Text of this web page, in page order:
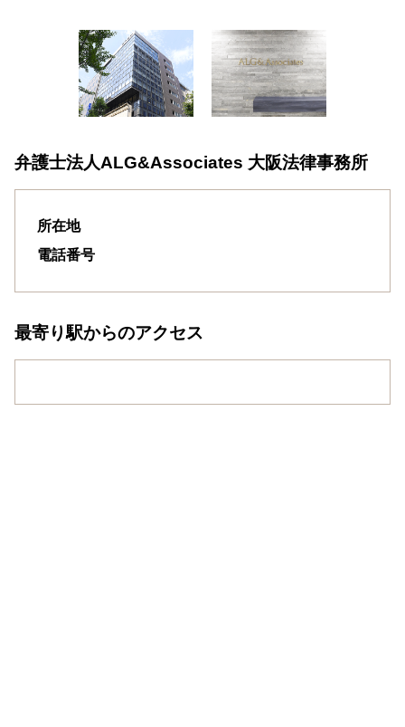
弁護士法人ALG&Associates 大阪法律事務所
所在地
電話番号
最寄り駅からのアクセス